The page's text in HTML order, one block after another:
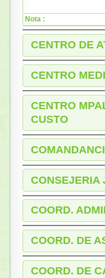
Nota :
CENTRO DE
CENTRO
CENTRO
CUSTO
CONSEJERIA
COORD.
COORD. DE
COORD. DE